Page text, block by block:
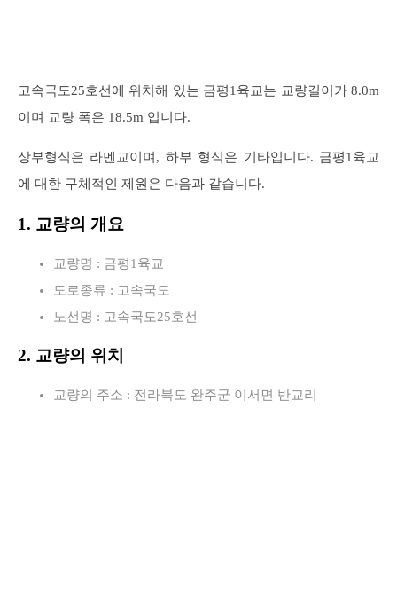
고속국도25호선에 위치해 있는 금평1육교는 교량길이가 8.0m
이며 교량 폭은 18.5m 입니다.
상부형식은 라멘교이며, 하부 형식은 기타입니다. 금평1육교
에 대한 구체적인 제원은 다음과 같습니다.
1. 교량의 개요
교량명 : 금평1육교
도로종류 : 고속국도
노선명 : 고속국도25호선
2. 교량의 위치
교량의 주소 : 전라북도 완주군 이서면 반교리